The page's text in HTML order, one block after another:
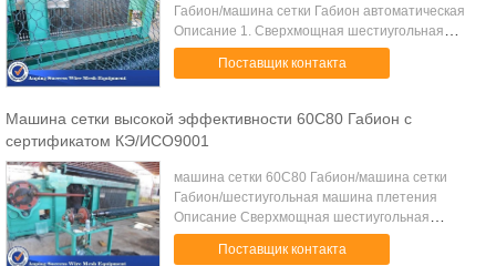
Габион/машина сетки Габион автоматическая
Описание 1. Сверхмощная шестиугольная
машина ячеистой сети сплетя принимает
режим автоматического управления ПЛК и
Поставщик контакта
Машина сетки высокой эффективности 60С80 Габион с
сертификатом КЭ/ИСО9001
машина сетки 60С80 Габион/машина сетки
Габион/шестиугольная машина плетения
Описание Сверхмощная шестиугольная
машина ячеистой сети сплетя принимает
режим автоматического управления ПЛК и
Поставщик контакта